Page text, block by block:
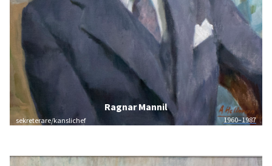
Ragnar Mannil
sekreterare/kanslichef 1960–1987